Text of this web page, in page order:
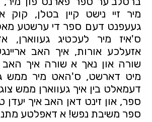
מיר זיי נישט קיין בטלן, קוק
געעפנט דעם ספר די ערשטע
ס'איז מיר לעכטיג געווארן,
אזעלכע אורות, איך האב
שורה און נאך א שורה איך האב
מיט דארשט, ס'האט מיר ממש
דעמאלט בין איך געווארן ממש
ספר, און זינט דאן האב איך יעדן
ספר משיבת נפש! א דאפלטע